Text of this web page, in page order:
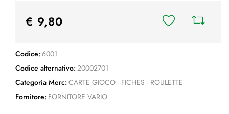
€ 9,80
Codice: 6001
Codice alternativo: 20002701
Categoria Merc: CARTE GIOCO - FICHES - ROULETTE
Fornitore: FORNITORE VARIO